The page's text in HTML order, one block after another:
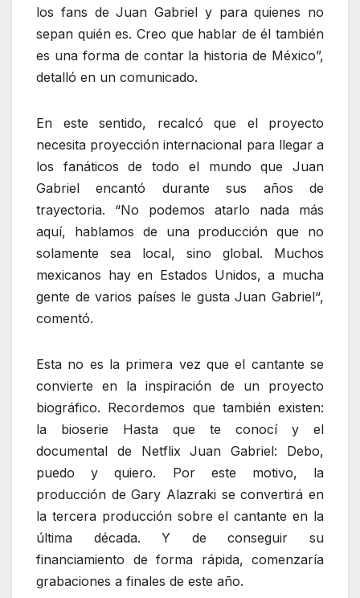
los fans de Juan Gabriel y para quienes no
sepan quién es. Creo que hablar de él también
es una forma de contar la historia de México”,
detalló en un comunicado.
En este sentido, recalcó que el proyecto
necesita proyección internacional para llegar a
los fanáticos de todo el mundo que Juan
Gabriel encantó durante sus años de
trayectoria. “No podemos atarlo nada más
aquí, hablamos de una producción que no
solamente sea local, sino global. Muchos
mexicanos hay en Estados Unidos, a mucha
gente de varios países le gusta Juan Gabriel“,
comentó.
Esta no es la primera vez que el cantante se
convierte en la inspiración de un proyecto
biográfico. Recordemos que también existen:
la bioserie Hasta que te conocí y el
documental de Netflix Juan Gabriel: Debo,
puedo y quiero. Por este motivo, la
producción de Gary Alazraki se convertirá en
la tercera producción sobre el cantante en la
última década. Y de conseguir su
financiamiento de forma rápida, comenzaría
grabaciones a finales de este año.